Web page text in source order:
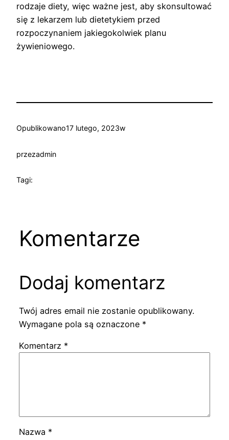
rodzaje diety, więc ważne jest, aby skonsultować
się z lekarzem lub dietetykiem przed
rozpoczynaniem jakiegokolwiek planu
żywieniowego.
Opublikowano17 lutego, 2023w
przezadmin
Tagi:
Komentarze
Dodaj komentarz
Twój adres email nie zostanie opublikowany.
Wymagane pola są oznaczone *
Komentarz *
Nazwa *